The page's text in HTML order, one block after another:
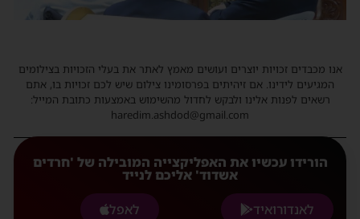
אנו מכבדים זכויות יוצרים ועושים מאמץ לאתר את בעלי הזכויות בצילומים
המגיעים לידינו. אם זיהיתים בפרסומינו צילום שיש לכם זכויות בו, אתם
רשאים לפנות אלינו ולבקש לחדול מהשימוש באמצעות כתובת המייל:
haredim.ashdod@gmail.com
הורידו עכשיו את האפליקצייה המובילה של 'חרדים
אשדוד' אליכם לנייד
לאנדורואיד
לאפל